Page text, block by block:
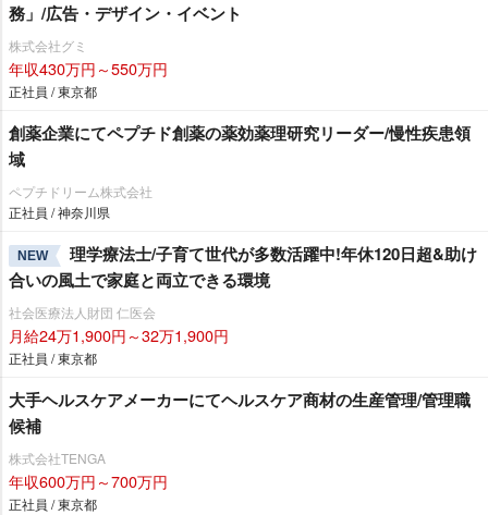
務」/広告・デザイン・イベント
株式会社グミ
年収430万円～550万円
正社員 / 東京都
創薬企業にてペプチド創薬の薬効薬理研究リーダー/慢性疾患領
域
ペプチドリーム株式会社
正社員 / 神奈川県
NEW
理学療法士/子育て世代が多数活躍中!年休120日超&助け
合いの風土で家庭と両立できる環境
社会医療法人財団 仁医会
月給24万1,900円～32万1,900円
正社員 / 東京都
大手ヘルスケアメーカーにてヘルスケア商材の生産管理/管理職
候補
株式会社TENGA
年収600万円～700万円
正社員 / 東京都